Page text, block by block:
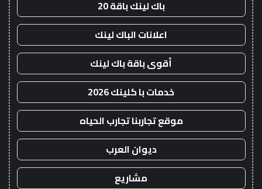
باك لينك باقة 20
اعلانات الباك لينك
أقوى باقة باك لينك
خدمات با كلينك 2026
موقع تجاربنا تجارب الحياه
ديوان العرب
مشاريع